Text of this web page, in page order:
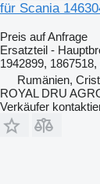
für Scania
Preis auf Anfrage
Ersatzteil -
1942899,
Rumänien,
ROYAL DRU
Verkäufer